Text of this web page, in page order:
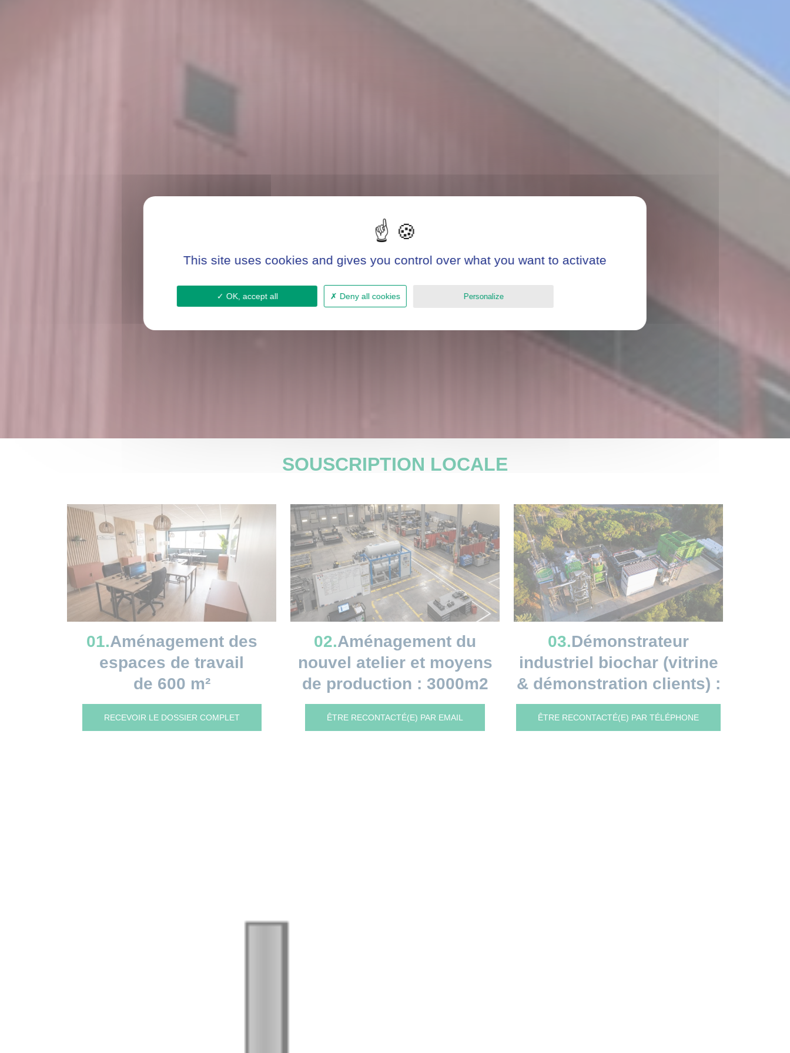
SOUSCRIPTION LOCALE
01.Aménagement des
espaces de travail
de 600 m²
RECEVOIR LE DOSSIER COMPLET
02.Aménagement du
nouvel atelier et moyens
de production : 3000m2
ÊTRE RECONTACTÉ(E) PAR EMAIL
03.Démonstrateur
industriel biochar (vitrine
& démonstration clients) :
ÊTRE RECONTACTÉ(E) PAR TÉLÉPHONE
This site uses cookies and gives you control over what you want to activate
OK, accept all Deny all cookies Personalize